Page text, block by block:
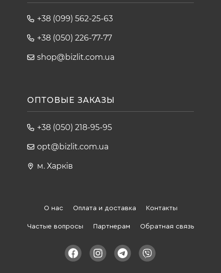
+38 (099) 562-25-63
+38 (050) 226-77-77
shop@bizlit.com.ua
ОПТОВЫЕ ЗАКАЗЫ
+38 (050) 218-95-95
opt@bizlit.com.ua
м. Харків
О нас Оплата и доставка Контакты
Частые вопросы Партнерам Обратная связь